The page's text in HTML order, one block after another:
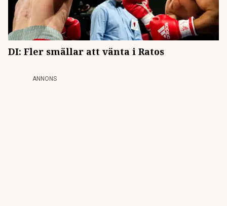
DI: Fler smällar att vänta i Ratos
ANNONS